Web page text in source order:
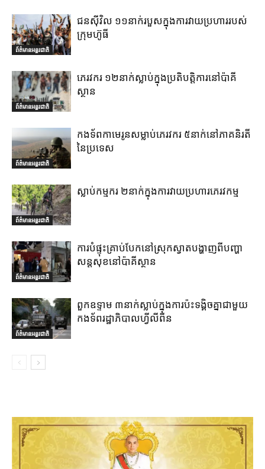
ព័ត៌មានអន្តរជាតិ
ជនស៊ីវិល ១១នាក់របួសក្នុងការវាយប្រហាររបស់
ក្រុមហ៊ូធី
ព័ត៌មានអន្តរជាតិ
ភេរវករ ១២នាក់ស្លាប់ក្នុងប្រតិបត្តិការនៅប៉ាគី
ស្ថាន
ព័ត៌មានអន្តរជាតិ
កងទ័ពកាមេរូនសម្លាប់ភេរវករ ៥នាក់នៅភាគនិរតី
នៃប្រទេស
ព័ត៌មានអន្តរជាតិ
ស្លាប់កម្មករ ២នាក់ក្នុងការវាយប្រហារភេរវកម្ម
ព័ត៌មានអន្តរជាតិ
ការបំផ្ទុះគ្រាប់បែកនៅស្រុកស្វាតបង្ហាញពីបញ្ហា
សន្តសុខនៅប៉ាគីស្ថាន
ព័ត៌មានអន្តរជាតិ
ពួកឧទ្ទាម ៣នាក់ស្លាប់ក្នុងការប៉ះទង្គិចគ្នាជាមួយ
កងទ័ពរដ្ឋាភិបាលហ្វីលីពីន